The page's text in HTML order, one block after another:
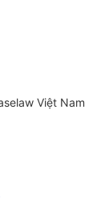
Việt Nam